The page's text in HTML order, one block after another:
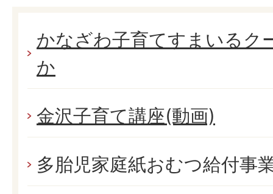
かなざわ子育てすまいるク
か
金沢子育て講座(動画)
多胎児家庭紙おむつ給付事